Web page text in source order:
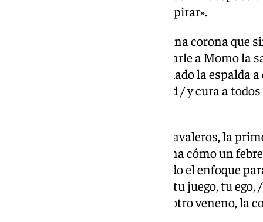
por febrero es cuando puedo respirar».
Las coplas. De arlequines, con una corona
carnavalero, vienen para suplicarle a Momo la
alma a los demonios y haberle dado la espalda
Momo, cúrame esta enfermedad / y cura a
Al ego que poseen muchos carnavaleros, la
contándonos en primera persona cómo un
rematan el pasodoble cambiando el enfoque
eres solo tú seudocarnavalero / tu juego, tu
fiesta». El segundo pasodoble a otro veneno, la